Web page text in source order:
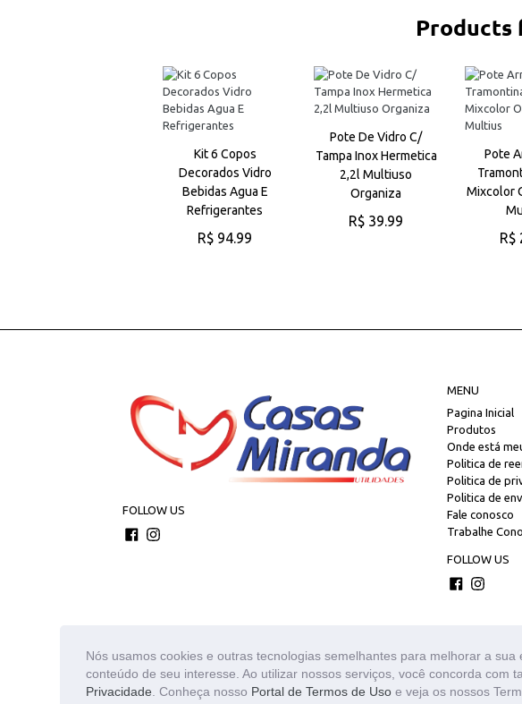
Nós usamos cookies e outras tecnologias semelhantes para melhorar a
conteúdo de seu interesse. Ao utilizar nossos serviços, você concorda com
Privacidade . Conheça nosso Portal de Termos de Usoe veja os nossos
Products
Kit 6 Copos
Decorados Vidro
Bebidas Agua E
Refrigerantes
R$ 94.99
Pote De Vidro C/
Tampa Inox Hermetica
2,2l Multiuso
Organiza
R$ 39.99
Pote
Mixcolor
R$
FOLLOW US
FacebookInstagram
MENU
Pagina Inicial
Produtos
Onde está
Politica de
Politica de
Politica de
Fale conosco
Trabalhe
FOLLOW US
Facebook
© 2026Todos os direitos reservados. Os estoques podem sofrer alterações
do carrinho. As fotos aqui veiculadas, logotipo e marca são de propriedade